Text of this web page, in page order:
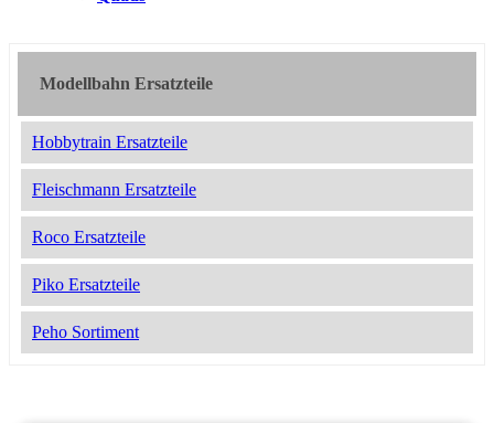
Modellbahn Ersatzteile
Hobbytrain Ersatzteile
Fleischmann Ersatzteile
Roco Ersatzteile
Piko Ersatzteile
Peho Sortiment